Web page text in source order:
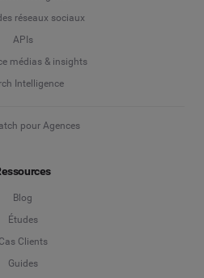
réseaux sociaux
APIs
médias & insights
Intelligence
pour Agences
Blog
Études
Cas Clients
Guides